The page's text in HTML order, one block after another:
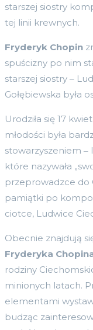
starszej siostry
tej linii krewnych.
Fryderyk Chopin
spuścizny po nim
starszej siostry ‒
Gołębiewska była
Urodziła się 17
młodości była
stowarzyszeniem
które nazywała
przeprowadzce do
pamiątki po
ciotce, Ludwice
Obecnie znajdują
Fryderyka
rodziny
minionych latach.
elementami
budząc